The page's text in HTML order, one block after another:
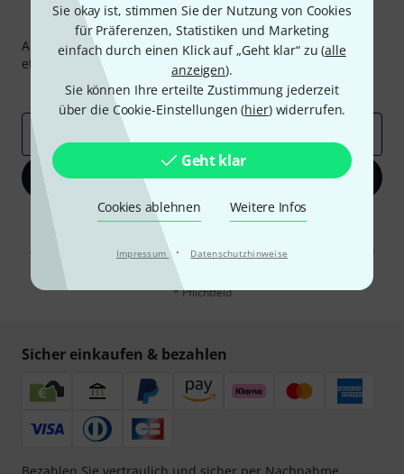
Sie okay ist, stimmen Sie der Nutzung von Cookies
für Präferenzen, Statistiken und Marketing
einfach durch einen Klick auf „Geht klar“ zu (alle
anzeigen).
Sie können Ihre erteilte Zustimmung jederzeit
über die Cookie-Einstellungen (hier) widerrufen.
Geht klar
Cookies ablehnen Weitere Infos
Impressum · Datenschutzhinweise
Thomann Newsletter
Abonniere den Thomann Newsletter und gewinne mit
etwas Glück einen von
50 Gutscheinen
Inspirierende Beiträge
Deals Thomann Insights
E-Mail-Adresse*
Jetzt anmelden
Mit Klick auf „Jetzt anmelden“ stimmen Sie dem Erhalt von E-Mail-
Werbung und einer Messung des E-Mail-Nutzungsverhaltens zu. Die
Abmeldung ist jederzeit möglich. Weitere Informationen finden Sie in
unserenDatenschutzhinweisen.
* Pflichtfeld
Sicher einkaufen & bezahlen